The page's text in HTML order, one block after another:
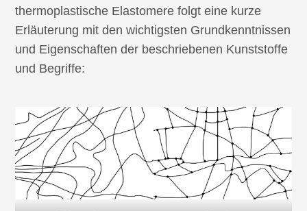
thermoplastische Elastomere folgt eine kurze
Erläuterung mit den wichtigsten Grundkenntnissen
und Eigenschaften der beschriebenen Kunststoffe
und Begriffe: